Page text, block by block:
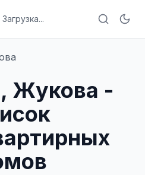
Загрузка...
Жукова -